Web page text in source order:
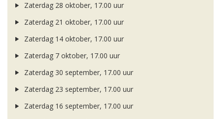
Zaterdag 28 oktober, 17.00 uur
Zaterdag 21 oktober, 17.00 uur
Zaterdag 14 oktober, 17.00 uur
Zaterdag 7 oktober, 17.00 uur
Zaterdag 30 september, 17.00 uur
Zaterdag 23 september, 17.00 uur
Zaterdag 16 september, 17.00 uur